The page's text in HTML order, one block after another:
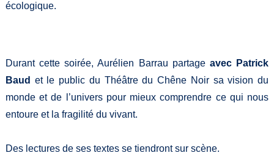
écologique.
Durant cette soirée, Aurélien Barrau partageavec Patrick
Baud et le public du Théâtre du Chêne Noir sa vision du
monde et de l’univers pour mieux comprendre ce qui nous
entoure et la fragilité du vivant.
Des lectures de ses textes se tiendront sur scène.